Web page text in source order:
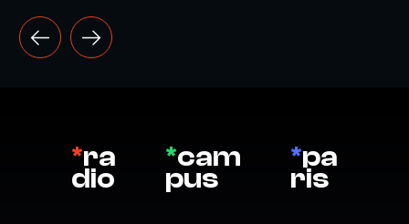
*ra
dio
*cam
pus
*pa
ris